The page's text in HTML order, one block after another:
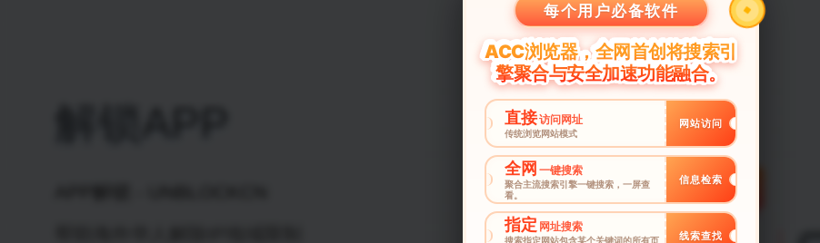
每个用户必备软件
ACC浏览器，全网首创将搜索引
擎聚合与安全加速功能融合。
直接访问网址
传统浏览网站模式
网站访问
全网 一键搜索
聚合主流搜索引擎一键搜索，一屏查
看。
信息检索
指定 网址搜索
搜索指定网站包含某个关键词的所有页
线索查找